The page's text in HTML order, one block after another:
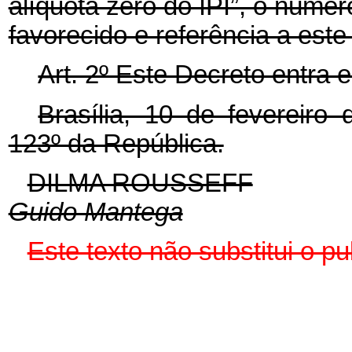
alíquota zero do IPI”, o
favorecido e referência a
Art. 2º Este Decreto entra
Brasília, 10 de fevereiro
123º da República.
DILMA ROUSSEFF
Guido Mantega
Este texto não substitui o